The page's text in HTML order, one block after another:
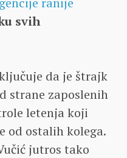
svih
da je štrajk
strane zaposlenih
letenja koji
od ostalih kolega.
jutros tako